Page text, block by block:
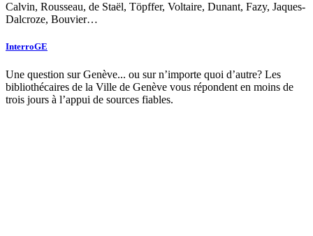
Calvin, Rousseau, de Staël, Töpffer, Voltaire, Dunant, Fazy, Jaques-
Dalcroze, Bouvier…
InterroGE
Une question sur Genève... ou sur n’importe quoi d’autre? Les
bibliothécaires de la Ville de Genève vous répondent en moins de
trois jours à l’appui de sources fiables.